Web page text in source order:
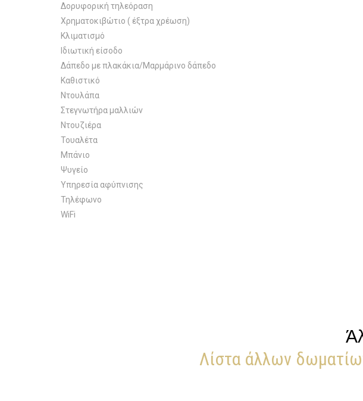
Δορυφορική τηλεόραση
Χρηματοκιβώτιο ( έξτρα χρέωση)
Κλιματισμό
Ιδιωτική είσοδο
Δάπεδο με πλακάκια/Μαρμάρινο δάπεδο
Καθιστικό
Ντουλάπα
Στεγνωτήρα μαλλιών
Ντουζιέρα
Τουαλέτα
Μπάνιο
Ψυγείο
Υπηρεσία αφύπνισης
Τηλέφωνο
WiFi
Λίστα άλλων